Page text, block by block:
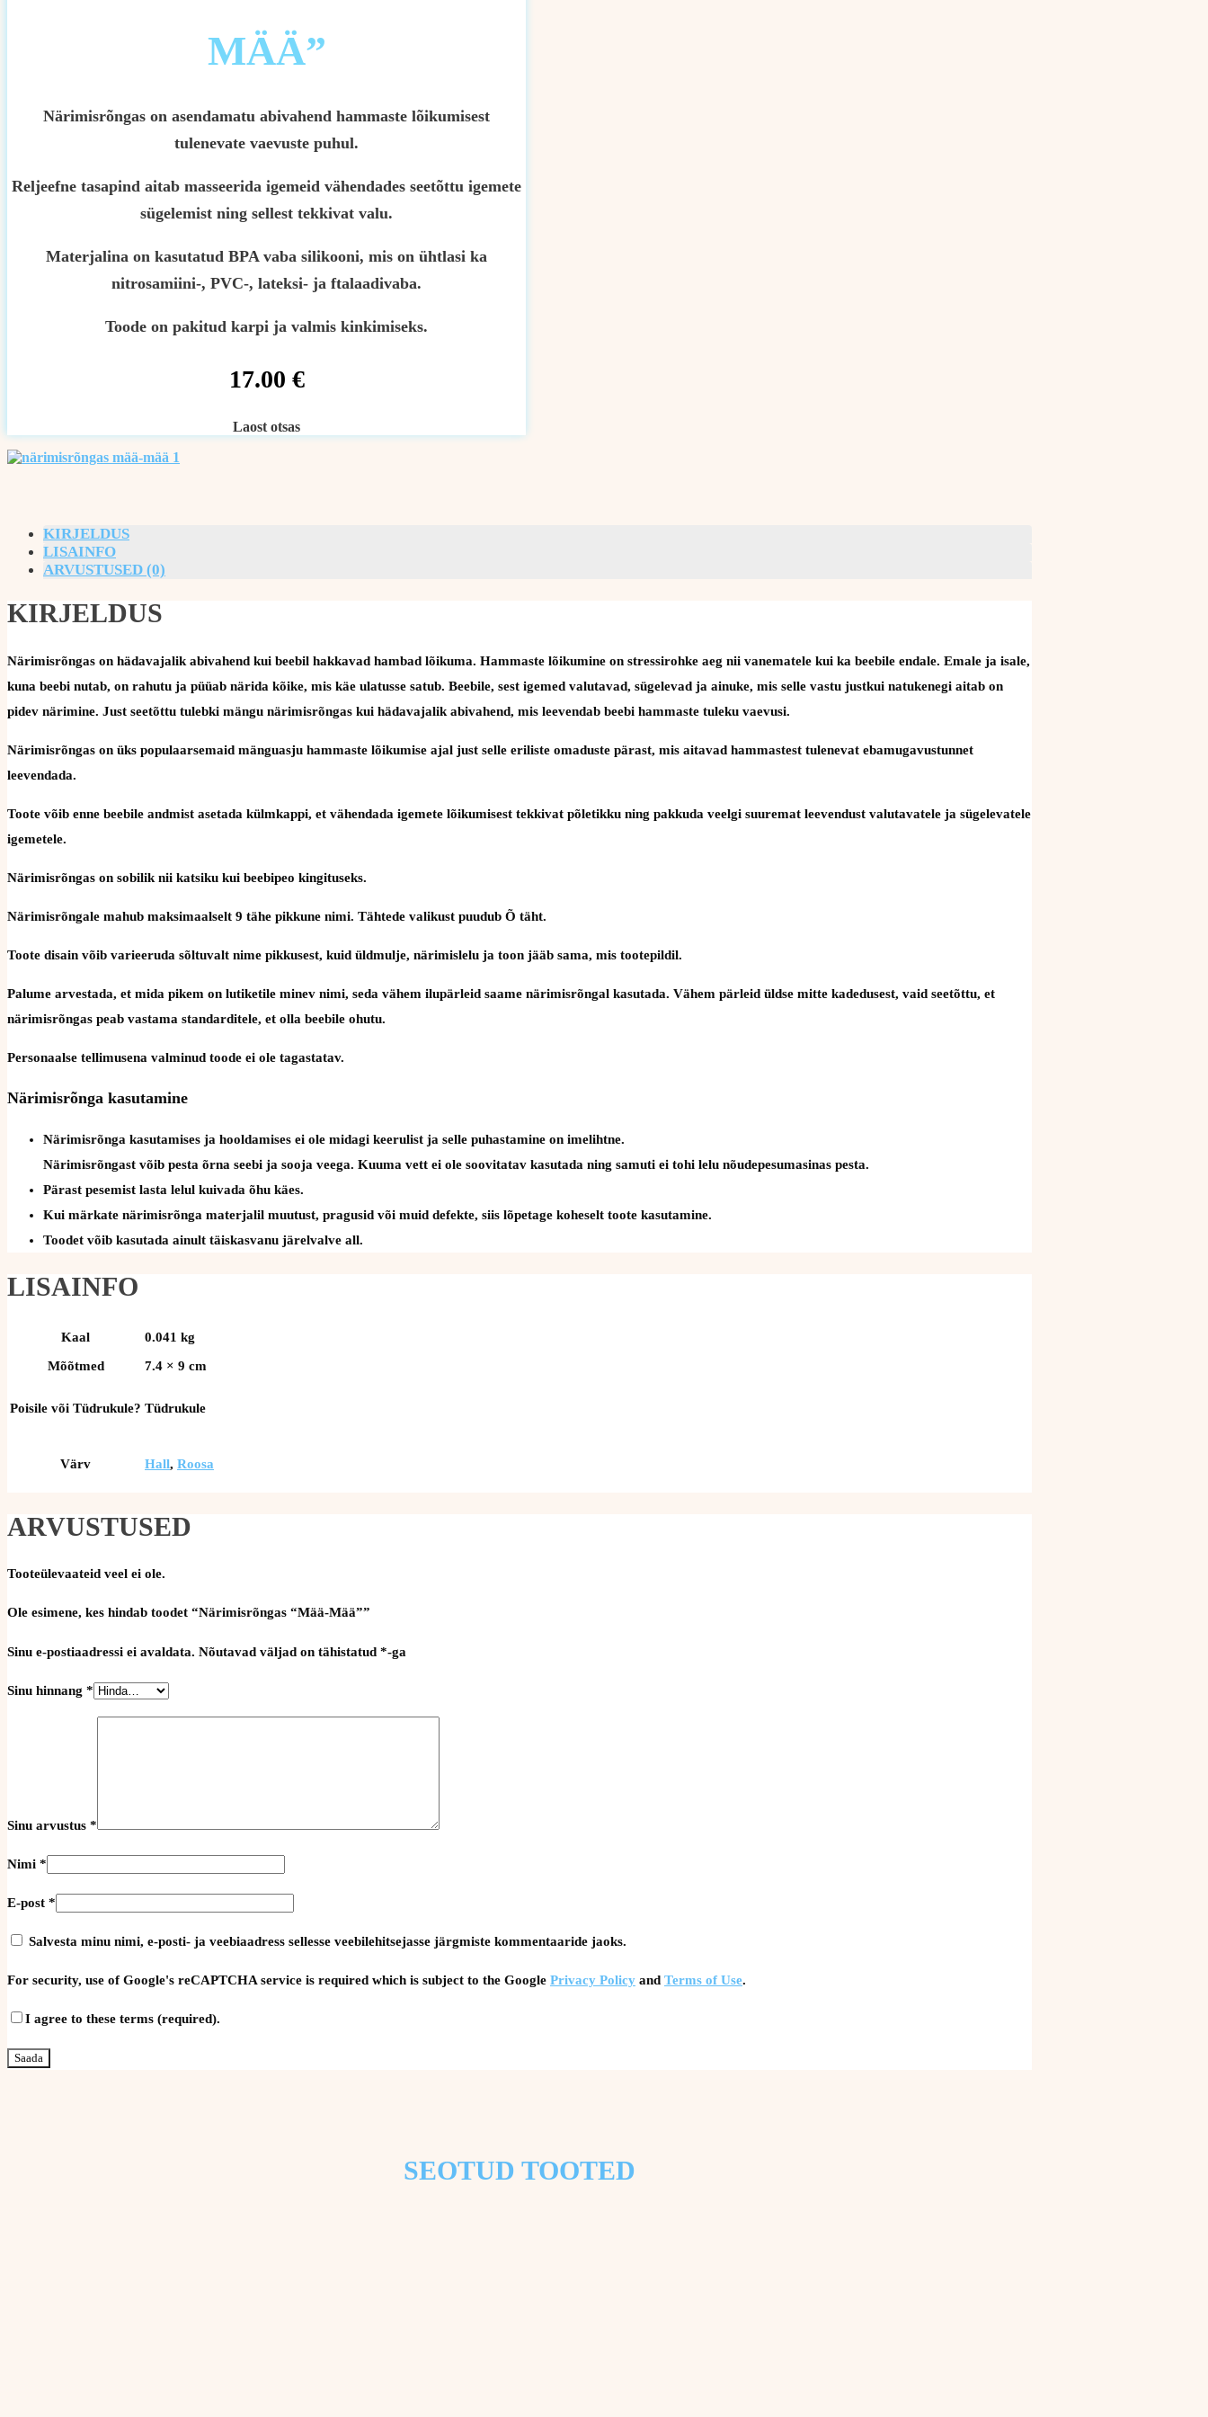
MÄÄ”
Närimisrõngas on asendamatu abivahend hammaste lõikumisest
tulenevate vaevuste puhul.
Reljeefne tasapind aitab masseerida igemeid vähendades seetõttu igemete
sügelemist ning sellest tekkivat valu.
Materjalina on kasutatud BPA vaba silikooni, mis on ühtlasi ka
nitrosamiini-, PVC-, lateksi- ja ftalaadivaba.
Toode on pakitud karpi ja valmis kinkimiseks.
17.00 €
Laost otsas
KIRJELDUS
LISAINFO
ARVUSTUSED (0)
KIRJELDUS
Närimisrõngas on hädavajalik abivahend kui beebil hakkavad hambad lõikuma. Hammaste lõikumine on stressirohke aeg nii vanematele kui ka beebile endale. Emale ja isale,
kuna beebi nutab, on rahutu ja püüab närida kõike, mis käe ulatusse satub. Beebile, sest igemed valutavad, sügelevad ja ainuke, mis selle vastu justkui natukenegi aitab on
pidev närimine. Just seetõttu tulebki mängu närimisrõngas kui hädavajalik abivahend, mis leevendab beebi hammaste tuleku vaevusi.
Närimisrõngas on üks populaarsemaid mänguasju hammaste lõikumise ajal just selle eriliste omaduste pärast, mis aitavad hammastest tulenevat ebamugavustunnet
leevendada.
Toote võib enne beebile andmist asetada külmkappi, et vähendada igemete lõikumisest tekkivat põletikku ning pakkuda veelgi suuremat leevendust valutavatele ja sügelevatele
igemetele.
Närimisrõngas on sobilik nii katsiku kui beebipeo kingituseks.
Närimisrõngale mahub maksimaalselt 9 tähe pikkune nimi. Tähtede valikust puudub Õ täht.
Toote disain võib varieeruda sõltuvalt nime pikkusest, kuid üldmulje, närimislelu ja toon jääb sama, mis tootepildil.
Palume arvestada, et mida pikem on lutiketile minev nimi, seda vähem ilupärleid saame närimisrõngal kasutada. Vähem pärleid üldse mitte kadedusest, vaid seetõttu, et
närimisrõngas peab vastama standarditele, et olla beebile ohutu.
Personaalse tellimusena valminud toode ei ole tagastatav.
Närimisrõnga kasutamine
Närimisrõnga kasutamises ja hooldamises ei ole midagi keerulist ja selle puhastamine on imelihtne.
Närimisrõngast võib pesta õrna seebi ja sooja veega. Kuuma vett ei ole soovitatav kasutada ning samuti ei tohi lelu nõudepesumasinas pesta.
Pärast pesemist lasta lelul kuivada õhu käes.
Kui märkate närimisrõnga materjalil muutust, pragusid või muid defekte, siis lõpetage koheselt toote kasutamine.
Toodet võib kasutada ainult täiskasvanu järelvalve all.
LISAINFO
Kaal
0.041 kg
Mõõtmed
7.4 × 9 cm
Poisile või Tüdrukule? Tüdrukule
Värv Hall, Roosa
ARVUSTUSED
Tooteülevaateid veel ei ole.
Ole esimene, kes hindab toodet “Närimisrõngas “Mää-Mää””
Sinu e-postiaadressi ei avaldata. Nõutavad väljad on tähistatud *-ga
Sinu hinnang *
Sinu arvustus *
Nimi *
E-post *
Salvesta minu nimi, e-posti- ja veebiaadress sellesse veebilehitsejasse järgmiste kommentaaride jaoks.
For security, use of Google's reCAPTCHA service is required which is subject to the Google Privacy Policy and Terms of Use.
I agree to these terms (required).
SEOTUD TOOTED